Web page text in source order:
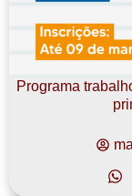
Programa